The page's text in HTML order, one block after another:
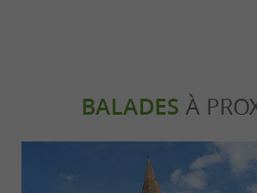
BALADES À